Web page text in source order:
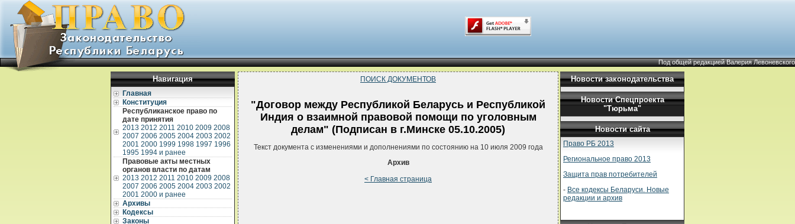
Под общей редакцией Валерия Левоневского
Навигация
Главная
Конституция
Республиканское право по
дате принятия
2013 2012 2011 2010 2009 2008
2007 2006 2005 2004 2003 2002
2001 2000 1999 1998 1997 1996
1995 1994 и ранее
Правовые акты местных
органов власти по датам
2013 2012 2011 2010 2009 2008
2007 2006 2005 2004 2003 2002
2001 2000 и ранее
Архивы
Кодексы
Законы
ПОИСК ДОКУМЕНТОВ
"Договор между Республикой Беларусь и Республикой
Индия о взаимной правовой помощи по уголовным
делам" (Подписан в г.Минске 05.10.2005)
Текст документа с изменениями и дополнениями по состоянию на 10 июля 2009 года
Архив
< Главная страница
Новости законодательства
Новости Спецпроекта
"Тюрьма"
Новости сайта
Право РБ 2013
Региональное право 2013
Защита прав потребителей
- Все кодексы Беларуси. Новые
редакции и архив